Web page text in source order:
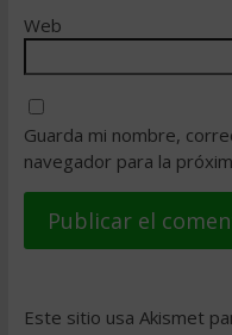
Web
Guarda mi nombre,
navegador para la
Este sitio usa Akismet